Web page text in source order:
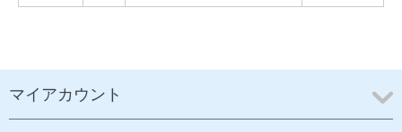
マイアカウント